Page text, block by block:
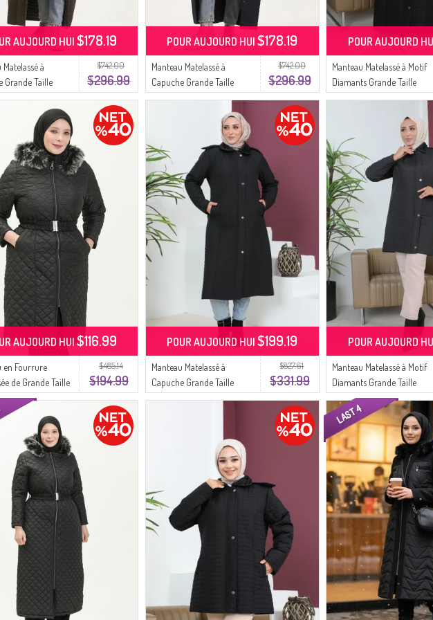
$742.00
$296.99
à
Grande Taille
AUJOURD HUI $178.19
$742.00
$296.99
Manteau Matelassé à
Capuche Grande Taille
6134-02 Bleu Marine
POUR AUJOURD HUI$178.19
Manteau Matelassé à Motif
Diamants Grande Taille
5062-01 Noir
POUR AUJOURD
$485.14
$194.99
en Fourrure
de Grande Taille
Noir
AUJOURD HUI $116.99
$827.61
$331.99
Manteau Matelassé à
Capuche Grande Taille
5061-01 Noir
POUR AUJOURD HUI$199.19
Manteau Matelassé à Motif
Diamants Grande Taille
5059-01 Noir
POUR AUJOURD